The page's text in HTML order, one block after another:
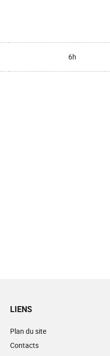
6h
LIENS
Plan du site
Contacts